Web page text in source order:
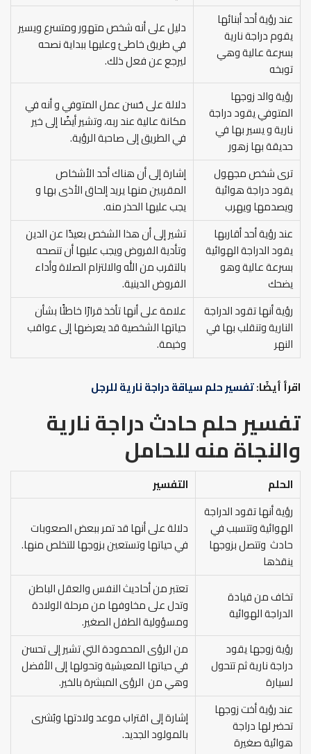
عند رؤية أحد أبنائها
يقوم دراجة نارية
بسرعة عالية وهي
توبخه
دليل على أنه شخص متهور ومتسرع ويسير
في طريق خاطئ وعليها ببداية نصحه
ليرجع عن فعل ذلك.
رؤية والد زوجها
المتوفي يقود دراجة
نارية و يسير بها في
حديقة بها زهور
دلالة على حُسن عمل المتوفي و أنه في
مكانة عالية عند ربه، وتشير أيضًا إلى خير
في الطريق إلى صاحبة الرؤية.
ترى شخص مجهول
يقود دراجة هوائية
ويصدمها ويهرب
إشارة إلى أن هناك أحد الأشخاص
المقربين منها يريد إلحاق الأذى بها و
يجب عليها الحذر منه.
عند رؤية أحد أقاربها
يقود الدراجة الهوائية
بسرعة عالية وهو
يضحك
تشير إلى أن هذا الشخص بعيدًا عن الدين
وتأدية الفروض ويجب عليها أن تنصحه
بالتقرب من الله والالتزام الصلاة وأداء
الفروض الدينية.
رؤية أنها تقود الدراجة
النارية وتنقلب بها في
النهر
علامة على أنها تأخذ قرارًا خاطئًا بشأن
حياتها الشخصية قد يعرضها إلى عواقب
وخيمة.
اقرأ أيضًا:تفسير حلم سياقة دراجة نارية للرجل
تفسير حلم حادث دراجة نارية
والنجاة منهللحامل
الحلم
التفسير
رؤية أنها تقود الدراجة
الهوائية وتتسبب في
حادث وتتصل بزوجها
ينقذها
دلالة على أنها قد تمر ببعض الصعوبات
في حياتها وتستعين بزوجها للتخلص منها.
تخاف من قيادة
الدراجة الهوائية
تعتبر من أحاديث النفس والعقل الباطن
وتدل على مخاوفها من مرحلة الولادة
ومسؤولية الطفل الصغير.
رؤية زوجها يقود
دراجة نارية ثم تتحول
لسيارة
من الرؤى المحمودة التي تشير إلى تحسن
في حياتها المعيشية وتحولها إلى الأفضل
وهي من الرؤى المبشرة بالخير.
عند رؤية أخت زوجها
تحضر لها دراجة
هوائية صغيرة
إشارة إلى اقتراب موعد ولادتها وبُشرى
بالمولود الجديد.